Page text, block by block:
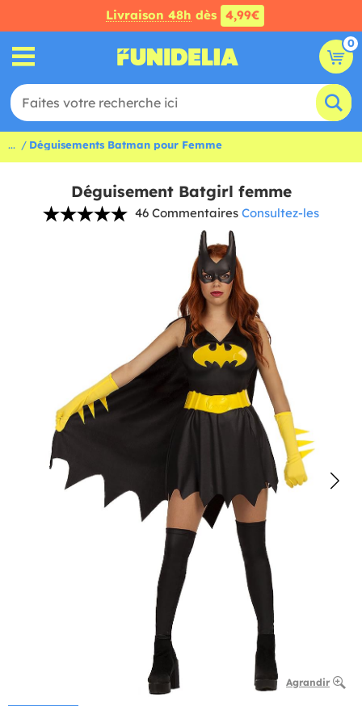
Livraison 48h dès 4,99€
0
... Déguisements Batman pour Femme
Déguisement Batgirl femme
46 Commentaires Consultez-les
Agrandir